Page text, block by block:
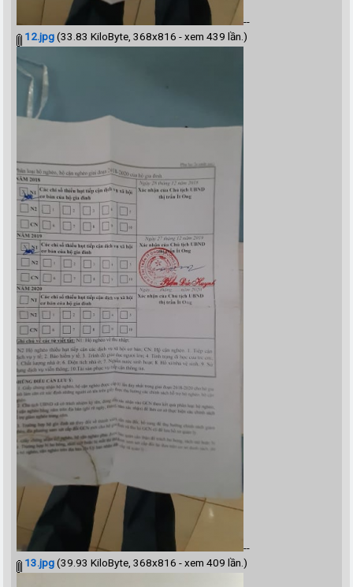
--
12.jpg(33.83 KiloByte, 368x816 - xem 439 lần.)
--
13.jpg(39.93 KiloByte, 368x816 - xem 409 lần.)